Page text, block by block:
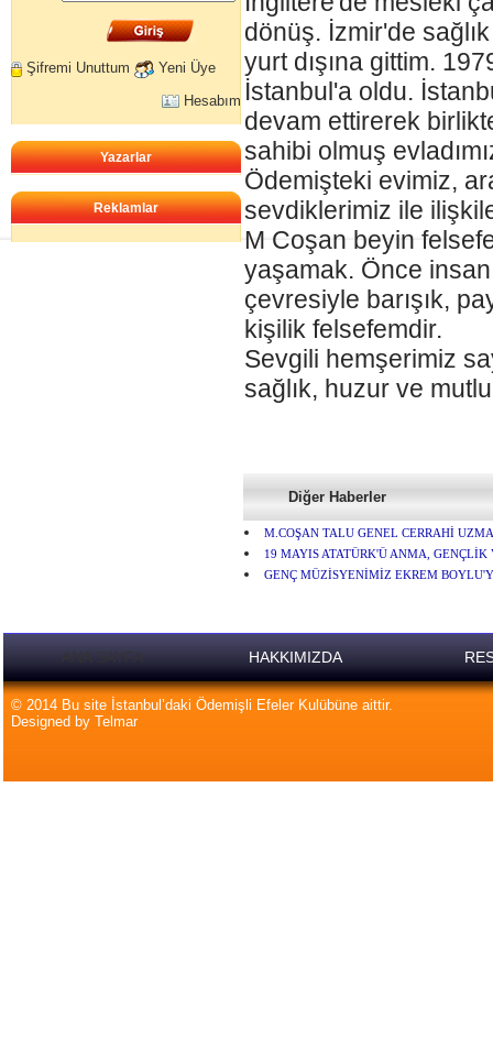
Şifremi Unuttum
Yeni Üye
Hesabım
Yazarlar
Reklamlar
dönüş. İzmir'de
yurt dışına gittim.
İstanbul'a oldu.
devam ettirerek
sahibi olmuş
Ödemişteki evimiz,
sevdiklerimiz ile
M Coşan beyin
yaşamak. Önce
çevresiyle barışık,
kişilik felsefemdir.
Sevgili hemşerimiz
sağlık, huzur ve
Diğer Haberler
M.COŞAN TALU GENEL CERRAHİ
19 MAYIS ATATÜRK'Ü ANMA, GENÇLİK
GENÇ MÜZİSYENİMİZ EKREM
ANA SAYFA HAKKIMIZDA
© 2014 Bu site İstanbul’daki Ödemişli Efeler Kulübüne aittir.
Designed by Telmar